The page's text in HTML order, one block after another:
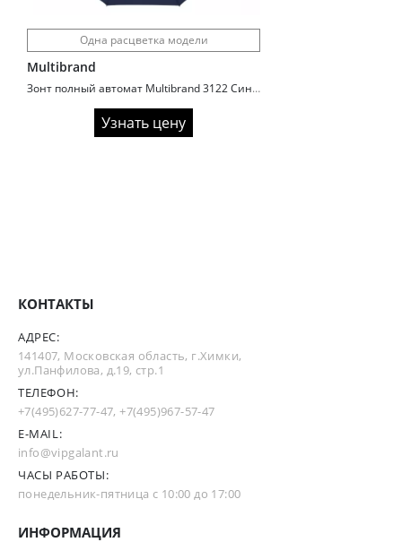
Одна расцветка модели
Multibrand
Зонт полный автомат Multibrand 3122 Синий
Узнать цену
КОНТАКТЫ
АДРЕС:
141407, Московская область, г.Химки,
ул.Панфилова, д.19, стр.1
ТЕЛЕФОН:
+7(495)627-77-47,+7(495)967-57-47
E-MAIL:
info@vipgalant.ru
ЧАСЫ РАБОТЫ:
понедельник-пятница с 10:00 до 17:00
ИНФОРМАЦИЯ